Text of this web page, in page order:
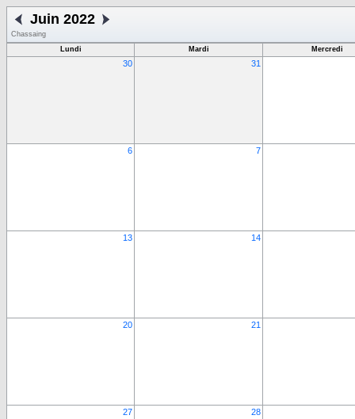
Juin 2022
Chassaing
Lundi
Mardi Mercredi
30 31
6 7
13 14
20 21
27 28